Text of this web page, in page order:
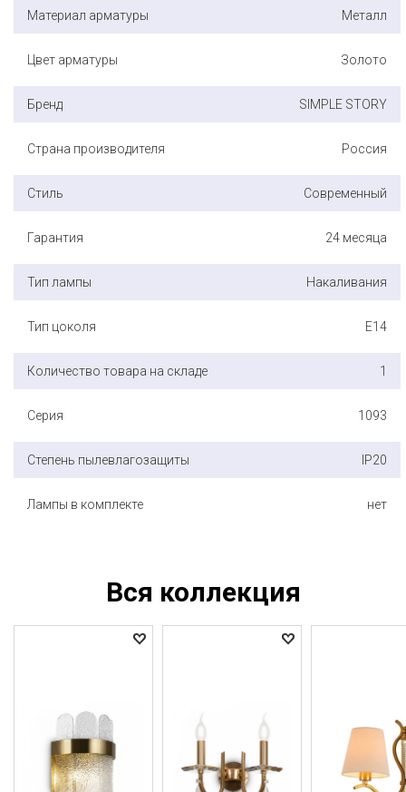
Материал арматуры Металл
Цвет арматуры Золото
Бренд SIMPLE STORY
Страна производителя Россия
Стиль Современный
Гарантия 24 месяца
Тип лампы Накаливания
Тип цоколя E14
Количество товара на складе 1
Серия 1093
Степень пылевлагозащиты IP20
Лампы в комплекте нет
Вся коллекция